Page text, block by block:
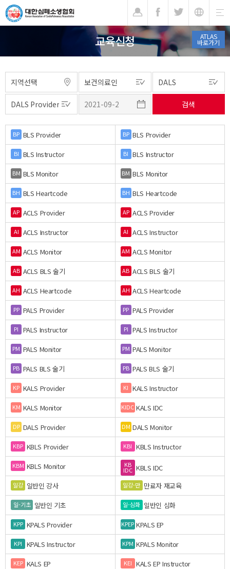
ATLAS
바로가기
교육신청
BP BLS Provider BP BLS Provider
BI BLS Instructor BI BLS Instructor
BM BLS Monitor BM BLS Monitor
BH BLS Heartcode BH BLS Heartcode
AP ACLS Provider AP ACLS Provider
AI ACLS Instructor AI ACLS Instructor
AM ACLS Monitor AM ACLS Monitor
AB ACLS BLS 술기 AB ACLS BLS 술기
AH ACLS Heartcode AH ACLS Heartcode
PP PALS Provider PP PALS Provider
PI PALS Instructor PI PALS Instructor
PM PALS Monitor PM PALS Monitor
PB PALS BLS 술기 PB PALS BLS 술기
KP KALS Provider KI KALS Instructor
KM KALS Monitor KIDC KALS IDC
DP DALS Provider DM DALS Monitor
KBP KBLS Provider KBI KBLS Instructor
KBM KBLS Monitor KB
IDC KBLS IDC
일강 일반인 강사 일강-만 만료자 재교육
일-기초 일반인 기초 일-심화 일반인 심화
KPP KPALS Provider KPEP KPALS EP
KPI KPALS Instructor KPM KPALS Monitor
KEP KALS EP KEI KALS EP Instructor